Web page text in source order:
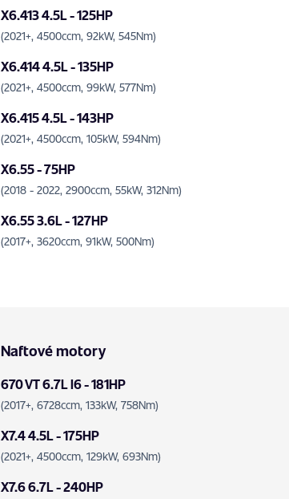
X6.413 4.5L - 125HP
(2021+, 4500ccm, 92kW, 545Nm)
X6.414 4.5L - 135HP
(2021+, 4500ccm, 99kW, 577Nm)
X6.415 4.5L - 143HP
(2021+, 4500ccm, 105kW, 594Nm)
X6.55 - 75HP
(2018 - 2022, 2900ccm, 55kW, 312Nm)
X6.55 3.6L - 127HP
(2017+, 3620ccm, 91kW, 500Nm)
Naftové motory
670 VT 6.7L l6 - 181HP
(2017+, 6728ccm, 133kW, 758Nm)
X7.4 4.5L - 175HP
(2021+, 4500ccm, 129kW, 693Nm)
X7.6 6.7L - 240HP